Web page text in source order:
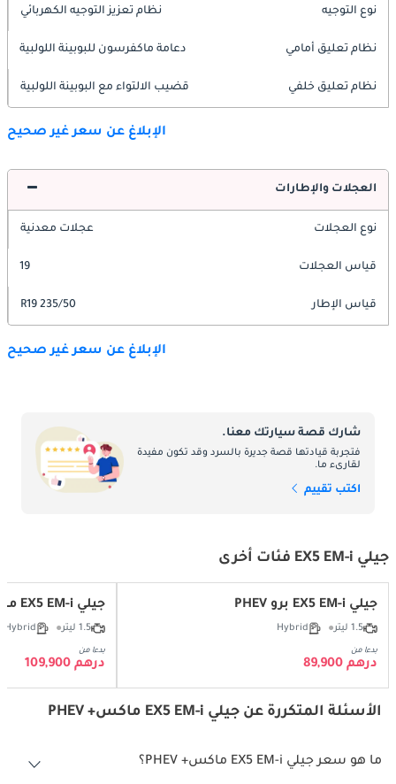
نوع التوجيه نظام تعزيز التوجيه الكهربائي
نظام تعليق أمامي دعامة ماكفرسون للبوبينة اللولبية
نظام تعليق خلفي قضيب الالتواء مع البوبينة اللولبية
الإبلاغ عن سعر غير صحيح
العجلات والإطارات
نوع العجلات عجلات معدنية
قياس العجلات 19
قياس الإطار 235/50 R19
الإبلاغ عن سعر غير صحيح
شارك قصة سيارتك معنا.
فتجربة قيادتها قصة جديرة بالسرد وقد تكون مفيدة
لقارىء ما.
اكتب تقييم
جيلي EX5 EM-i فئات أخرى
جيلي EX5 EM-i برو PHEV
1.5 ليتر Hybrid
بدءا من
درهم 89,900
جيلي EX5 EM-i ماكس PHEV
1.5 ليتر Hybrid
بدءا من
درهم 109,900
الأسئلة المتكررة عن جيلي EX5 EM-i ماكس+ PHEV
ما هو سعر جيلي EX5 EM-i ماكس+ PHEV؟